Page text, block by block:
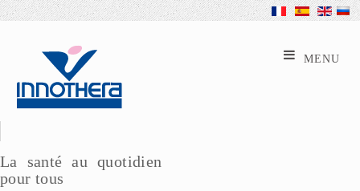
La santé au quotidien
pour tous